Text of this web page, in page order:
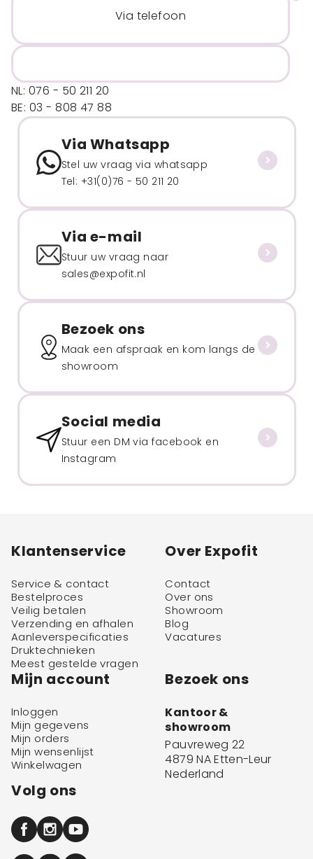
Via telefoon
NL: 076 - 50 211 20
BE: 03 - 808 47 88
Via Whatsapp
Stel uw vraag via whatsapp
Tel: +31(0)76 - 50 211 20
Via e-mail
Stuur uw vraag naar
sales@expofit.nl
Bezoek ons
Maak een afspraak en kom langs de
showroom
Social media
Stuur een DM via facebook en
Instagram
Klantenservice
Service & contact
Bestelproces
Veilig betalen
Verzending en afhalen
Aanleverspecificaties
Druktechnieken
Meest gestelde vragen
Over Expofit
Contact
Over ons
Showroom
Blog
Vacatures
Mijn account
Inloggen
Mijn gegevens
Mijn orders
Mijn wensenlijst
Winkelwagen
Bezoek ons
Kantoor &
showroom
Pauvreweg 22
4879 NA Etten-Leur
Nederland
Volg ons